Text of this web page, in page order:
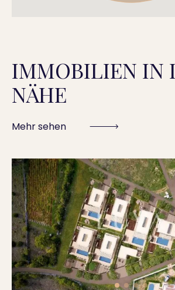
IMMOBILIEN IN
NÄHE
Mehr sehen